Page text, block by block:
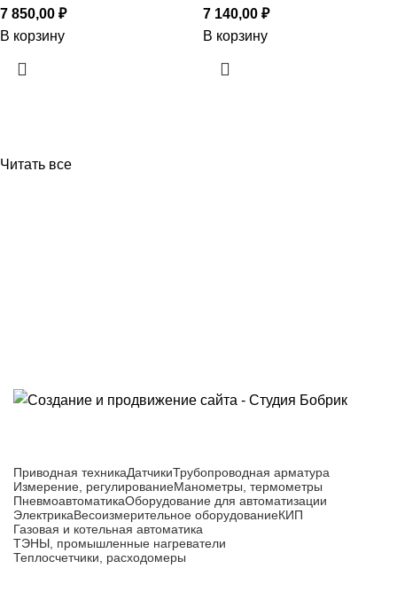
7 850,00 ₽
В корзину
7 140,00 ₽
В корзину
Читать все
Приводная техникаДатчикиТрубопроводная арматура
Измерение, регулированиеМанометры, термометры
ПневмоавтоматикаОборудование для автоматизации
ЭлектрикаВесоизмерительное оборудованиеКИП
Газовая и котельная автоматика
ТЭНЫ, промышленные нагреватели
Теплосчетчики, расходомеры